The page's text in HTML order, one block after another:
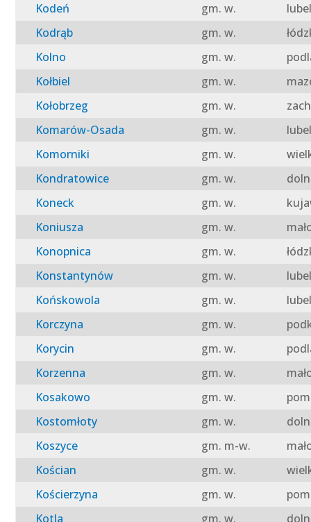
Kodeń
gm. w.
Kodrąb
gm. w.
Kolno
gm. w.
Kołbiel
gm. w.
Kołobrzeg
gm. w.
Komarów-Osada
gm. w.
Komorniki
gm. w.
Kondratowice
gm. w.
Koneck
gm. w.
Koniusza
gm. w.
Konopnica
gm. w.
Konstantynów
gm. w.
Końskowola
gm. w.
Korczyna
gm. w.
Korycin
gm. w.
Korzenna
gm. w.
Kosakowo
gm. w.
Kostomłoty
gm. w.
Koszyce
gm. m-w.
Kościan
gm. w.
Kościerzyna
gm. w.
Kotla
gm. w.